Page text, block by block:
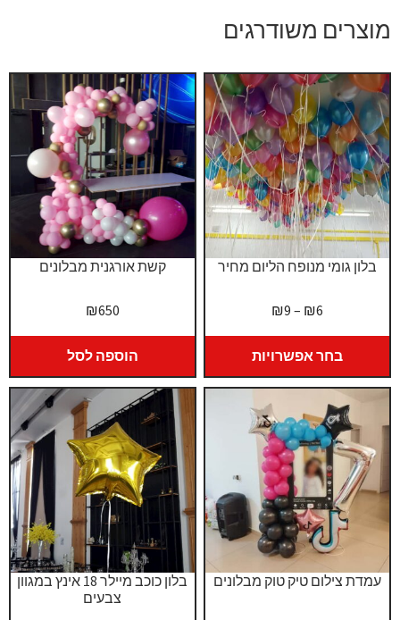
מוצרים משודרגים
קשת אורגנית מבלונים
₪650
הוספה לסל
בלון גומי מנופח הליום מחיר
₪6
–
₪9
טווח
מחירים:
⁦₪6⁩
עד
בחר אפשרויות
בלון כוכב מיילר 18 אינץ במגוון
צבעים
עמדת צילום טיק טוק מבלונים